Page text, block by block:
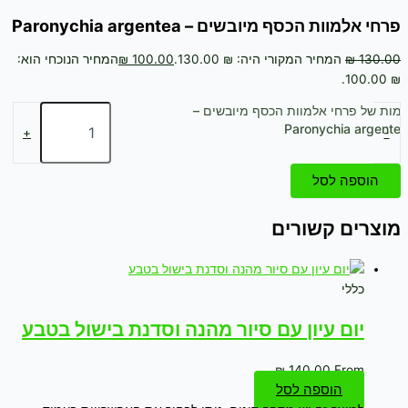
פרחי אלמוות הכסף מיובשים – Paronychia argentea
₪130.00 המחיר המקורי היה: ₪ 130.00. ₪ 100.00
המחיר הנוכחי הוא:
₪ 100.00.
-
כמות של פרחי אלמוות הכסף מיובשים –
Paronychia argentea
+
הוספה לסל
מוצרים קשורים
כללי
יום עיון עם סיור מהנה וסדנת בישול בטבע
From
₪140.00
הוספה לסל